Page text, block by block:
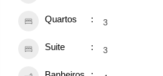
Quartos 3
Suite 3